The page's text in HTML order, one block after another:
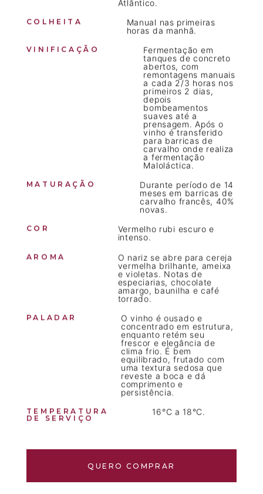
Atlântico.
COLHEITA
Manual nas primeiras
horas da manhã.
VINIFICAÇÃO
Fermentação em
tanques de concreto
abertos, com
remontagens manuais
a cada 2/3 horas nos
primeiros 2 dias,
depois
bombeamentos
suaves até a
prensagem. Após o
vinho é transferido
para barricas de
carvalho onde realiza
a fermentação
Maloláctica.
MATURAÇÃO
Durante período de 14
meses em barricas de
carvalho francês, 40%
novas.
COR
Vermelho rubi escuro e
intenso.
AROMA
O nariz se abre para cereja
vermelha brilhante, ameixa
e violetas. Notas de
especiarias, chocolate
amargo, baunilha e café
torrado.
PALADAR
O vinho é ousado e
concentrado em estrutura,
enquanto retém seu
frescor e elegância de
clima frio. É bem
equilibrado, frutado com
uma textura sedosa que
reveste a boca e dá
comprimento e
persistência.
TEMPERATURA
DE SERVIÇO
16°C a 18°C.
QUERO COMPRAR